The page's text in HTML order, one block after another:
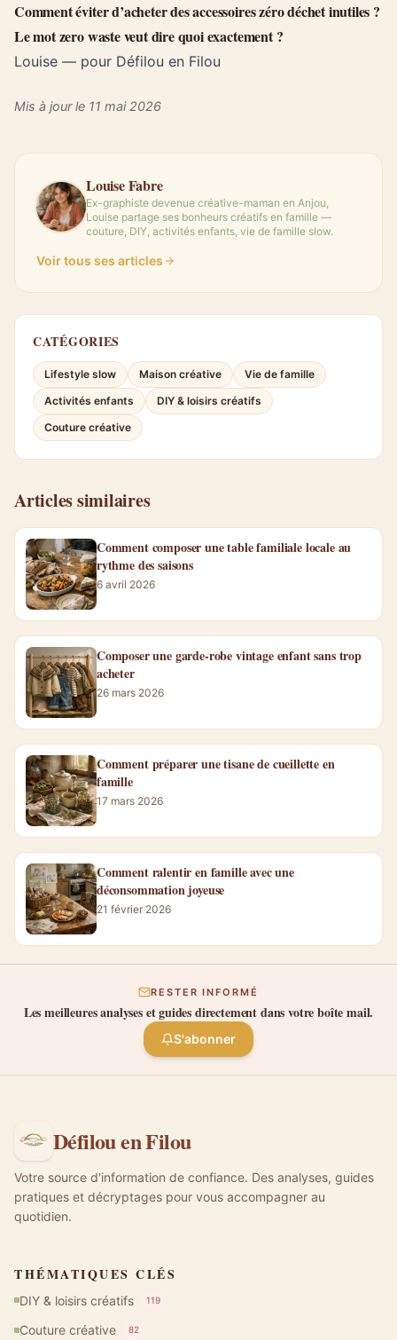
Comment éviter d’acheter des accessoires zéro déchet inutiles ?
Le mot zero waste veut dire quoi exactement ?
Louise — pour Défilou en Filou
Mis à jour le 11 mai 2026
Louise Fabre
Ex-graphiste devenue créative-maman en Anjou,
Louise partage ses bonheurs créatifs en famille —
couture, DIY, activités enfants, vie de famille slow.
Voir tous ses articles
CATÉGORIES
Lifestyle slow Maison créative
Vie de famille
Activités enfants
DIY & loisirs créatifs
Couture créative
Articles similaires
Comment composer une table familiale locale au
rythme des saisons
6 avril 2026
Composer une garde-robe vintage enfant sans trop
acheter
26 mars 2026
Comment préparer une tisane de cueillette en
famille
17 mars 2026
Comment ralentir en famille avec une
déconsommation joyeuse
21 février 2026
RESTER INFORMÉ
Les meilleures analyses et guides directement dans votre boîte mail.
S'abonner
Défilou en Filou
Votre source d'information de confiance. Des analyses, guides
pratiques et décryptages pour vous accompagner au
quotidien.
THÉMATIQUES CLÉS
DIY & loisirs créatifs 119
Couture créative 82